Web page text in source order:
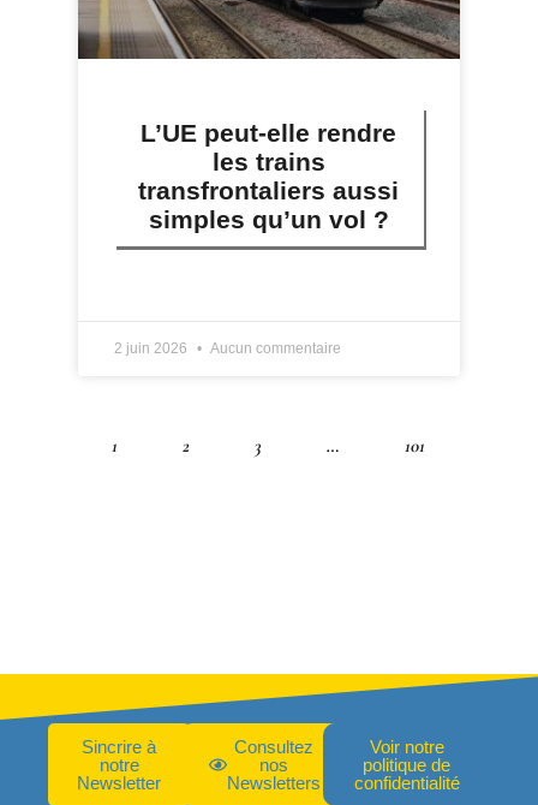
L’UE peut-elle rendre
les trains
transfrontaliers aussi
simples qu’un vol ?
2 juin 2026 Aucun commentaire
1 2 3 … 101
Sincrire à
notre
Newsletter
Consultez
nos
Newsletters
Voir notre
politique de
confidentialité